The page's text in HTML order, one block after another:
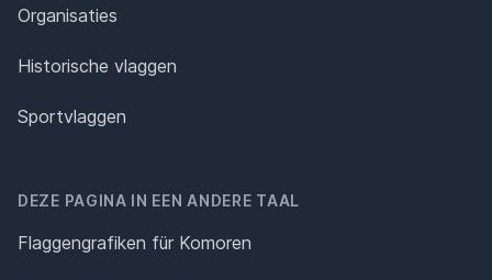
Organisaties
Historische vlaggen
Sportvlaggen
DEZE PAGINA IN EEN ANDERE TAAL
Flaggengrafiken für Komoren